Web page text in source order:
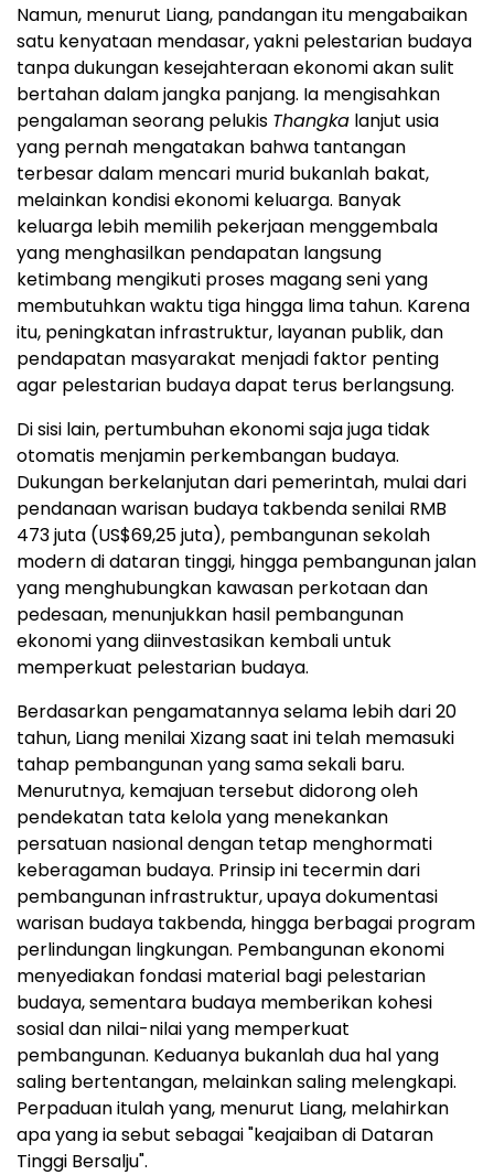
Namun, menurut Liang, pandangan itu mengabaikan
satu kenyataan mendasar, yakni pelestarian budaya
tanpa dukungan kesejahteraan ekonomi akan sulit
bertahan dalam jangka panjang. Ia mengisahkan
pengalaman seorang pelukis Thangka lanjut usia
yang pernah mengatakan bahwa tantangan
terbesar dalam mencari murid bukanlah bakat,
melainkan kondisi ekonomi keluarga. Banyak
keluarga lebih memilih pekerjaan menggembala
yang menghasilkan pendapatan langsung
ketimbang mengikuti proses magang seni yang
membutuhkan waktu tiga hingga lima tahun. Karena
itu, peningkatan infrastruktur, layanan publik, dan
pendapatan masyarakat menjadi faktor penting
agar pelestarian budaya dapat terus berlangsung.
Di sisi lain, pertumbuhan ekonomi saja juga tidak
otomatis menjamin perkembangan budaya.
Dukungan berkelanjutan dari pemerintah, mulai dari
pendanaan warisan budaya takbenda senilai RMB
473 juta (US$69,25 juta), pembangunan sekolah
modern di dataran tinggi, hingga pembangunan jalan
yang menghubungkan kawasan perkotaan dan
pedesaan, menunjukkan hasil pembangunan
ekonomi yang diinvestasikan kembali untuk
memperkuat pelestarian budaya.
Berdasarkan pengamatannya selama lebih dari 20
tahun, Liang menilai Xizang saat ini telah memasuki
tahap pembangunan yang sama sekali baru.
Menurutnya, kemajuan tersebut didorong oleh
pendekatan tata kelola yang menekankan
persatuan nasional dengan tetap menghormati
keberagaman budaya. Prinsip ini tecermin dari
pembangunan infrastruktur, upaya dokumentasi
warisan budaya takbenda, hingga berbagai program
perlindungan lingkungan. Pembangunan ekonomi
menyediakan fondasi material bagi pelestarian
budaya, sementara budaya memberikan kohesi
sosial dan nilai-nilai yang memperkuat
pembangunan. Keduanya bukanlah dua hal yang
saling bertentangan, melainkan saling melengkapi.
Perpaduan itulah yang, menurut Liang, melahirkan
apa yang ia sebut sebagai "keajaiban di Dataran
Tinggi Bersalju".